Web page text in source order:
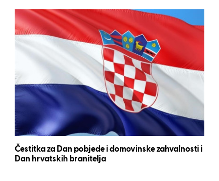
Čestitka za Dan pobjede i domovinske zahvalnosti i
Dan hrvatskih branitelja